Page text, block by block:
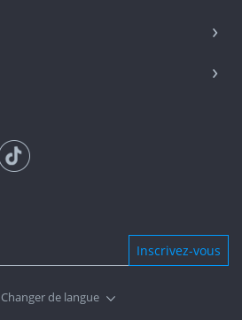
Inscrivez-vous
Changer de langue